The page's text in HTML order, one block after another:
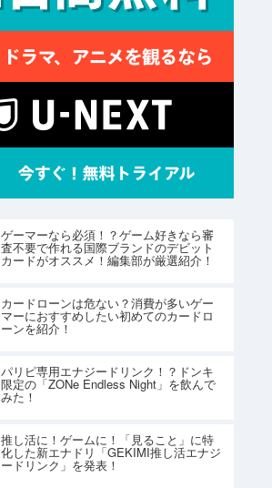
ゲーマーなら必須！？ゲーム好きなら審
査不要で作れる国際ブランドのデビット
カードがオススメ！編集部が厳選紹介！
カードローンは危ない？消費が多いゲー
マーにおすすめしたい初めてのカードロ
ーンを紹介！
パリピ専用エナジードリンク！？ドンキ
限定の「ZONe Endless Night」を飲んで
みた！
推し活に！ゲームに！「見ること」に特
化した新エナドリ「GEKIMI推し活エナジ
ードリンク」を発表！